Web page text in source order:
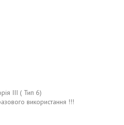
III ( Тип 6)
використання !!!